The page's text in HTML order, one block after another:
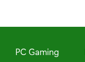
PC Gaming